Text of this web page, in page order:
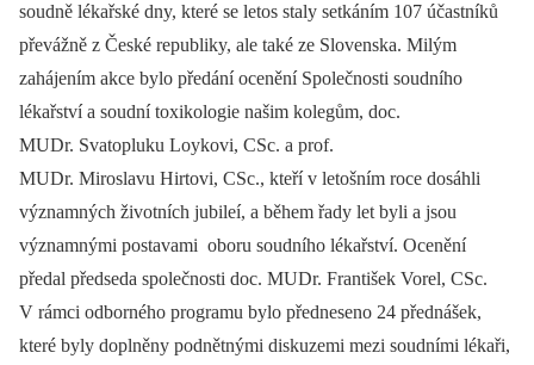
soudně lékařské dny, které se letos staly setkáním 107 účastníků
převážně z České republiky, ale také ze Slovenska. Milým
zahájením akce bylo předání ocenění Společnosti soudního
lékařství a soudní toxikologie našim kolegům, doc.
MUDr. Svatopluku Loykovi, CSc. a prof.
MUDr. Miroslavu Hirtovi, CSc., kteří v letošním roce dosáhli
významných životních jubileí, a během řady let byli a jsou
významnými postavami oboru soudního lékařství. Ocenění
předal předseda společnosti doc. MUDr. František Vorel, CSc.
V rámci odborného programu bylo předneseno 24 přednášek,
které byly doplněny podnětnými diskuzemi mezi soudními lékaři,